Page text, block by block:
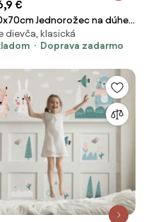
€
Jednorožec na dúhe -
nálepka na stenu
dievča, klasická
Doprava zadarmo